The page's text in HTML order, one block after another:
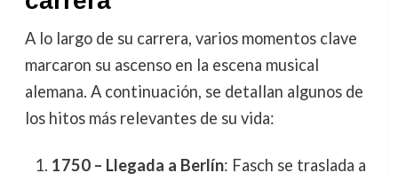
A lo largo de su carrera, varios momentos clave
marcaron su ascenso en la escena musical
alemana. A continuación, se detallan algunos de
los hitos más relevantes de su vida:
1750 – Llegada a Berlín: Fasch se traslada a